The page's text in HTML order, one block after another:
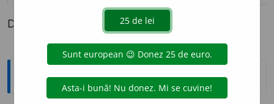
Definiția cu ID-ul 52182:
Explicative DEX